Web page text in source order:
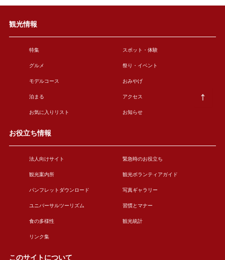
観光情報
特集 スポット・体験
グルメ 祭り・イベント
モデルコース おみやげ
泊まる アクセス
お気に入りリスト お知らせ
お役立ち情報
法人向けサイト 緊急時のお役立ち
観光案内所 観光ボランティアガイド
パンフレットダウンロード 写真ギャラリー
ユニバーサルツーリズム 習慣とマナー
食の多様性 観光統計
リンク集
このサイトについて